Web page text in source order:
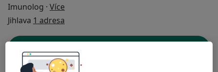
Imunolog · Více
Jihlava 1 adresa